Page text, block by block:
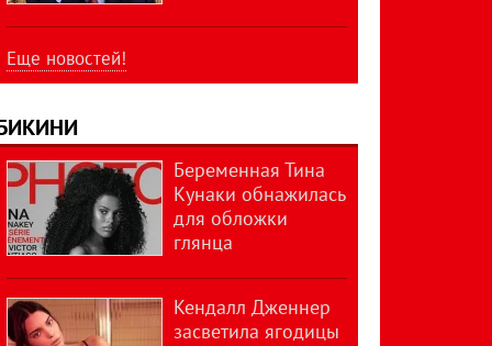
Еще новостей!
Беременная Тина
Кунаки обнажилась
для обложки
глянца
Кендалл Дженнер
засветила ягодицы